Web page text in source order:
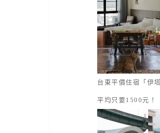
台東平價住宿「伊
平均只要1500元！